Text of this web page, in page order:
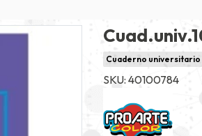
Cuaderno universitario
SKU: 40100784